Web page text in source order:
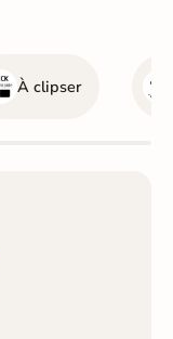
À clipser